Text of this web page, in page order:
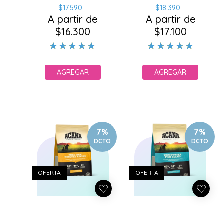
Precio
habitual
$17.590Precio
de
oferta
A partir de
$16.300
AGREGAR
Precio
habitual
$18.390Precio
de
oferta
A partir de
$17.100
AGREGAR
7%
DCTO
.
OFERTA
7%
DCTO
.
OFERTA